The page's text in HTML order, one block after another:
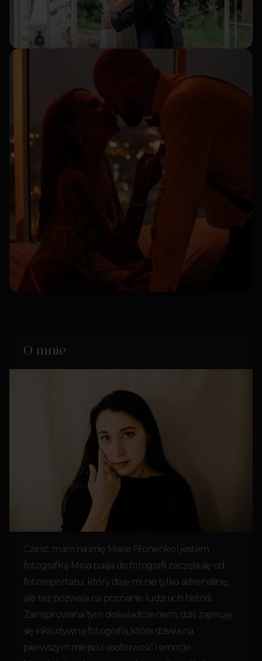
O mnie
Cześć, mam na imię Marie Filonenko i jestem
fotografką. Moja pasja do fotografii zaczęła się od
fotoreportażu, który daje mi nie tylko adrenalinę,
ale też pozwala na poznanie ludzi i ich historii.
Zainspirowana tym doświadczeniem, dziś zajmuję
się inkluzywną fotografią, która stawia na
pierwszym miejscu osobowość i emocje.